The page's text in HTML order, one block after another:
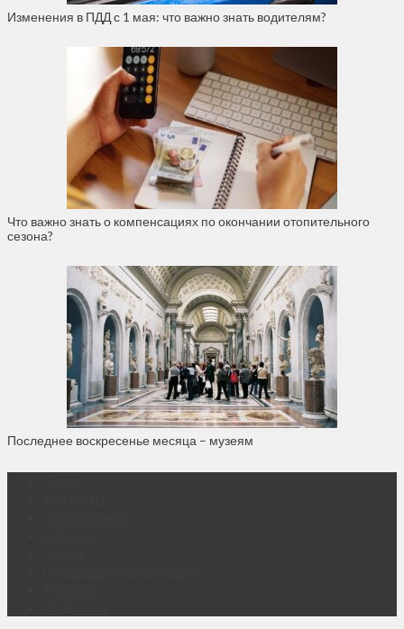
Изменения в ПДД с 1 мая: что важно знать водителям?
Что важно знать о компенсациях по окончании отопительного
сезона?
Последнее воскресенье месяца – музеям